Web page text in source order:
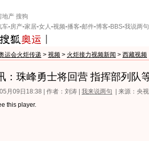
地产 搜狗
车-房产-家居-女人-视频-播客-邮件-博客-BBS-我说两句
运会火炬传递 > 视频 > 火炬接力视频新闻 > 西藏视频
：珠峰勇士将回营 指挥部列队
月09日18:38 | 作者：刘涛 | 我来说两句
| 来源：央
this player.